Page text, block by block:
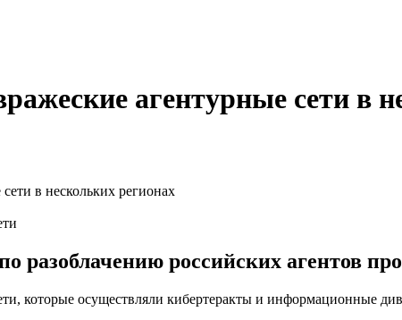
агентурные сети в
разоблачению российских агентов
которые осуществляли кибертеракты и информационные